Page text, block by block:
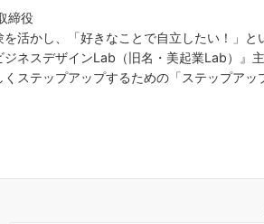
締役
活かし、「好きなことで自立したい！」と
ネスデザインLab（旧名・美起業Lab）』
ステップアップするための「ステップアッ